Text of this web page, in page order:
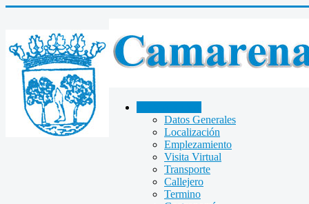
Datos Generales
Localización
Emplezamiento
Visita Virtual
Transporte
Callejero
Termino